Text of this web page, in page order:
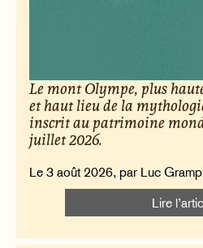
Le mont Olympe, plus
et haut lieu de la
inscrit au patrimoine
juillet 2026.
Le 3 août 2026, par Luc
Lire